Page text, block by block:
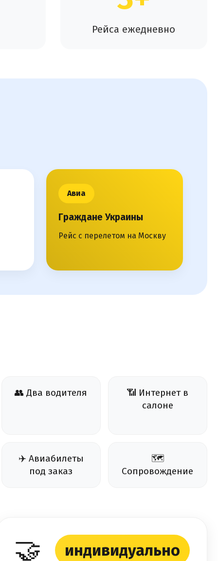
Рейса ежедневно
Авиа
Граждане Украины
Рейс с перелетом на Москву
👥 Два водителя
📶 Интернет в
салоне
✈️ Авиабилеты
под заказ
🗺️
Сопровождение
🤝
индивидуально